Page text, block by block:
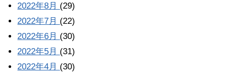
2022年8月 (29)
2022年7月 (22)
2022年6月 (30)
2022年5月 (31)
2022年4月 (30)